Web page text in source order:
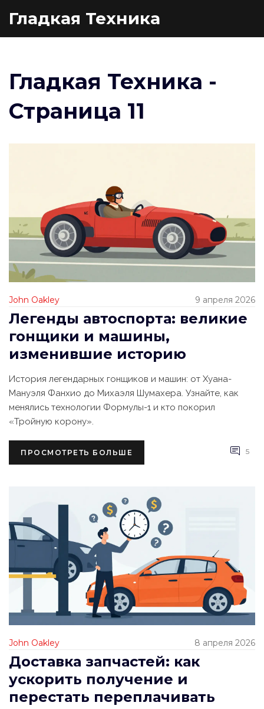
Гладкая Техника
Гладкая Техника -
Страница 11
John Oakley 9 апреля 2026
Легенды автоспорта: великие
гонщики и машины,
изменившие историю
История легендарных гонщиков и машин: от Хуана-
Мануэля Фанхио до Михаэля Шумахера. Узнайте, как
менялись технологии Формулы-1 и кто покорил
«Тройную корону».
ПРОСМОТРЕТЬ БОЛЬШЕ 5
John Oakley 8 апреля 2026
Доставка запчастей: как
ускорить получение и
перестать переплачивать